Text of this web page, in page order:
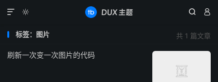
  

共 1 篇文章
标签：图片
刷新一次变一次图片的代码